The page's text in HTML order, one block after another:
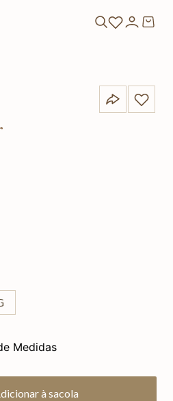
Medidas
à sacola